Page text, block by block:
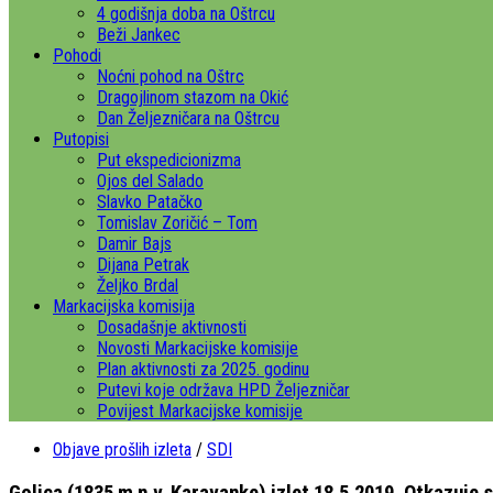
4 godišnja doba na Oštrcu
Beži Jankec
Pohodi
Noćni pohod na Oštrc
Dragojlinom stazom na Okić
Dan Željezničara na Oštrcu
Putopisi
Put ekspedicionizma
Ojos del Salado
Slavko Patačko
Tomislav Zoričić – Tom
Damir Bajs
Dijana Petrak
Željko Brdal
Markacijska komisija
Dosadašnje aktivnosti
Novosti Markacijske komisije
Plan aktivnosti za 2025. godinu
Putevi koje održava HPD Željezničar
Povijest Markacijske komisije
Objave prošlih izleta / SDI